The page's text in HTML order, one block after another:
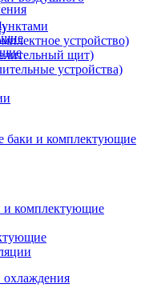
устройство)
щит)
устройства)
баки и комплектующие
и комплектующие